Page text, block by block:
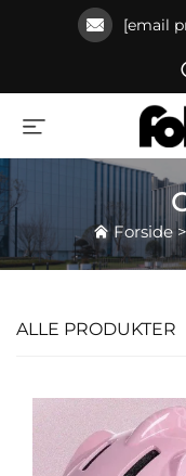
[email
Forside >
ALLE PRODUKTER